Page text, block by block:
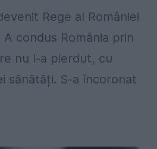
Rege al României
A condus România prin
nu l-a pierdut, cu
sănătăți. S-a încoronat